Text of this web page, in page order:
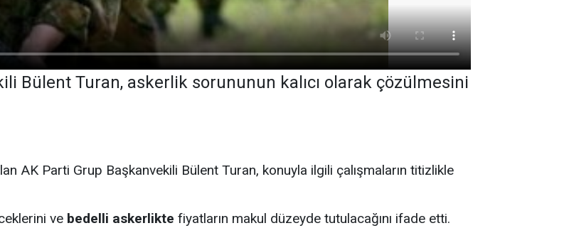
Bülent Turan, askerlik sorununun kalıcı olarak çözülmesini
AK Parti Grup Başkanvekili Bülent Turan, konuyla ilgili çalışmaların titizlikle
ve bedelli askerlikte fiyatların makul düzeyde tutulacağını ifade etti.